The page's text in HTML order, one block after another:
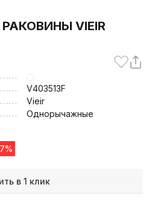
VIEIR
V403513F
Vieir
Однорычажные
в 1 клик